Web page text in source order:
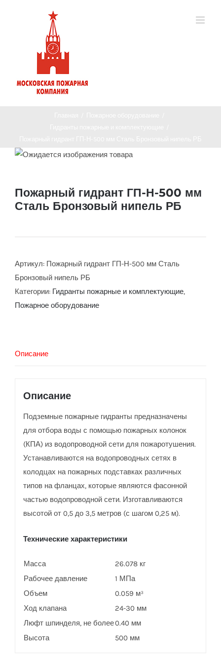
Пожарный гидрант ГП-Н-500 мм
Сталь Бронзовый нипель РБ
Артикул: Пожарный гидрант ГП-Н-500 мм Сталь
Бронзовый нипель РБ
Категории: Гидранты пожарные и комплектующие,
Пожарное оборудование
Описание
Описание
Подземные пожарные гидранты предназначены
для отбора воды с помощью пожарных колонок
(КПА) из водопроводной сети для пожаротушения.
Устанавливаются на водопроводных сетях в
колодцах на пожарных подставках различных
типов на фланцах, которые являются фасонной
частью водопроводной сети. Изготавливаются
высотой от 0,5 до 3,5 метров (с шагом 0,25 м).
Технические характеристики
Масса
26.078 кг
Рабочее давление
1 МПа
Объем
0.059 м³
Ход клапана
24-30 мм
Люфт шпинделя, не более0.40 мм
Высота
500 мм